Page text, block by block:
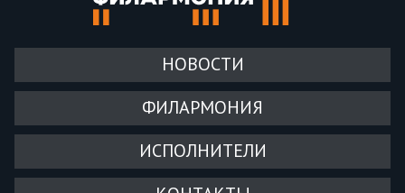
НОВОСТИ
ФИЛАРМОНИЯ
ИСПОЛНИТЕЛИ